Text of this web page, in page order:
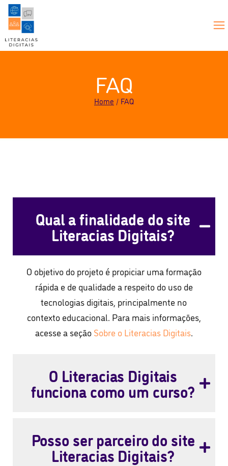
FAQ
Home FAQ
Qual a finalidade do site
Literacias Digitais?
O objetivo do projeto é propiciar uma formação
rápida e de qualidade a respeito do uso de
tecnologias digitais, principalmente no
contexto educacional. Para mais informações,
acesse a seção Sobre o Literacias Digitais.
O Literacias Digitais
funciona como um curso?
Posso ser parceiro do site
Literacias Digitais?